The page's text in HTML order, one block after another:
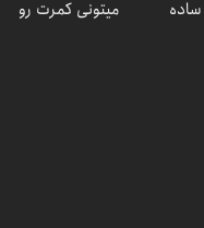
میتونی کمرت رو